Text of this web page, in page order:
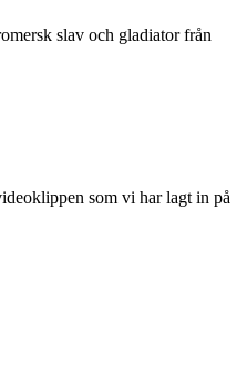
slav och gladiator från
som vi har lagt in på